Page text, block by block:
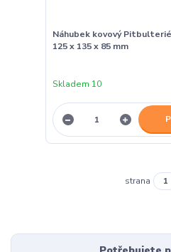
Náhubek kovový
125 x 135 x 85 mm
Skladem 10
strana